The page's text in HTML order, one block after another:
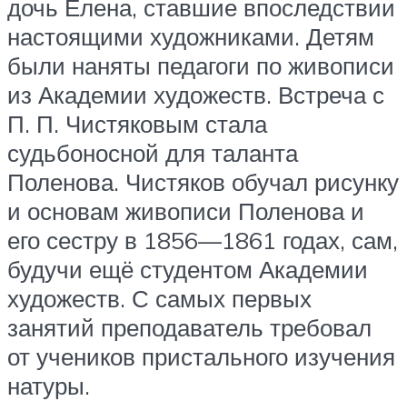
дочь Елена, ставшие впоследствии
настоящими художниками. Детям
были наняты педагоги по живописи
из Академии художеств. Встреча с
П. П. Чистяковым стала
судьбоносной для таланта
Поленова. Чистяков обучал рисунку
и основам живописи Поленова и
его сестру в 1856—1861 годах, сам,
будучи ещё студентом Академии
художеств. С самых первых
занятий преподаватель требовал
от учеников пристального изучения
натуры.